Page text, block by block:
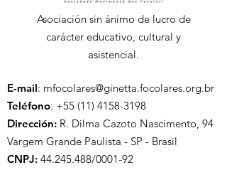
Asociación sin ánimo de lucro de
carácter educativo, cultural y
asistencial.
E-mail: mfocolares@ginetta.focolares.org.br
Teléfono: +55 (11) 4158-3198
Dirección: R. Dilma Cazoto Nascimento, 94
Vargem Grande Paulista - SP - Brasil
CNPJ: 44.245.488/0001-92